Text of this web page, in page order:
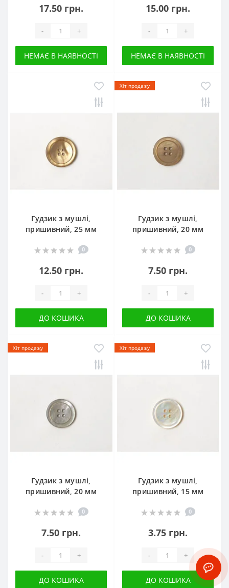
17.50 грн.
- +
НЕМАЄ В НАЯВНОСТІ
15.00 грн.
- +
НЕМАЄ В НАЯВНОСТІ
Гудзик з мушлі,
пришивний, 25 мм
0
12.50 грн.
- +
ДО КОШИКА
Хіт продажу
Гудзик з мушлі,
пришивний, 20 мм
0
7.50 грн.
- +
ДО КОШИКА
Хіт продажу
Гудзик з мушлі,
пришивний, 20 мм
0
7.50 грн.
- +
ДО КОШИКА
Хіт продажу
Гудзик з мушлі,
пришивний, 15 мм
0
3.75 грн.
- +
ДО КОШИКА